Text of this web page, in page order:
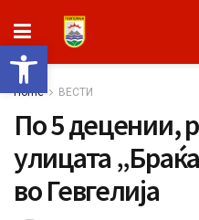
Open toolbar
Home ВЕСТИ
По 5 децении,
улицата
во Гевгелија